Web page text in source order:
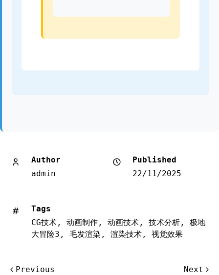
Author
admin
Published
22/11/2025
Tags
CG技术 , 动画制作 , 动画技术 , 技术分析 , 极地
大冒险3 , 毛发渲染 , 渲染技术 , 视觉效果
Previous Next